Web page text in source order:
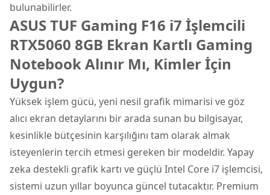
bulunabilirler.
ASUS TUF Gaming F16 i7 İşlemcili
RTX5060 8GB Ekran Kartlı Gaming
Notebook Alınır Mı, Kimler İçin
Uygun?
Yüksek işlem gücü, yeni nesil grafik mimarisi ve göz
alıcı ekran detaylarını bir arada sunan bu bilgisayar,
kesinlikle bütçesinin karşılığını tam olarak almak
isteyenlerin tercih etmesi gereken bir modeldir. Yapay
zeka destekli grafik kartı ve güçlü Intel Core i7 işlemcisi,
sistemi uzun yıllar boyunca güncel tutacaktır. Premium